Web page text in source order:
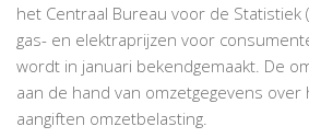
het Centraal Bureau voor de Statistiek
gas- en elektraprijzen voor
wordt in januari bekendgemaakt. De
aan de hand van omzetgegevens
aangiften omzetbelasting.